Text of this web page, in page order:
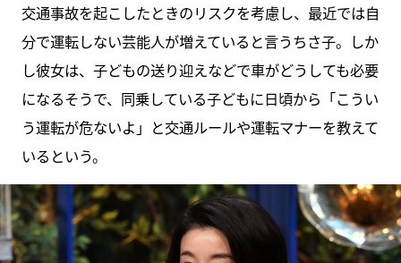
交通事故を起こしたときのリスクを考慮し、最近では自
分で運転しない芸能人が増えていると言うちさ子。しか
し彼女は、子どもの送り迎えなどで車がどうしても必要
になるそうで、同乗している子どもに日頃から「こうい
う運転が危ないよ」と交通ルールや運転マナーを教えて
いるという。